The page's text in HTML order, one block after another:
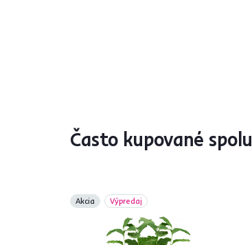
Často kupované spolu
Akcia Výpredaj